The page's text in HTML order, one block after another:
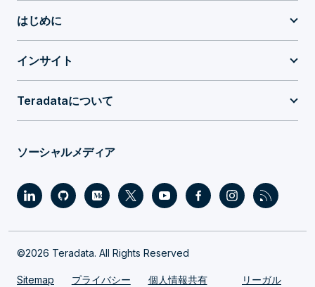
はじめに
インサイト
Teradataについて
ソーシャルメディア
©2026 Teradata. All Rights Reserved
Sitemap プライバシー 個人情報共有 リーガル